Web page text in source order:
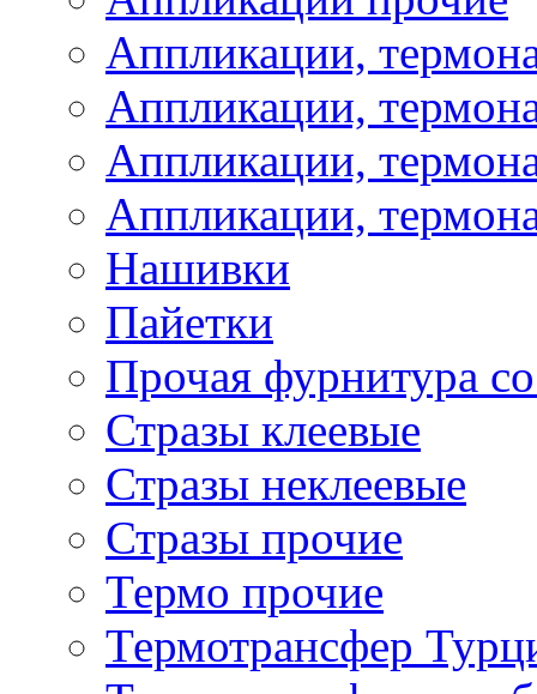
Аппликации,
Аппликации,
Аппликации,
Аппликации,
Нашивки
Пайетки
Прочая фурнитура
Стразы клеевые
Стразы неклеевые
Стразы прочие
Термо прочие
Термотрансфер